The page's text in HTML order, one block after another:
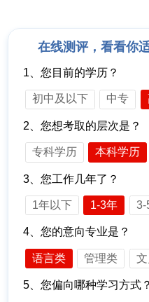
在线测评，看看你
1、您目前的学历？
初中及以下 中专
2、您想考取的层次是？
专科学历 本科学历
3、您工作几年了？
1年以下 1-3年 3-
4、您的意向专业是？
语言类 管理类
5、您偏向哪种学习方式？